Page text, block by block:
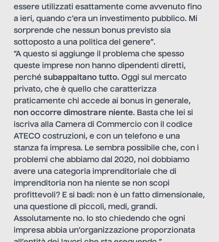
essere utilizzati esattamente come avvenuto fino
a ieri, quando c’era un investimento pubblico. Mi
sorprende che nessun bonus previsto sia
sottoposto a una politica del genere”.
“A questo si aggiunge il problema che spesso
queste imprese non hanno dipendenti diretti,
perché subappaltano tutto. Oggi sul mercato
privato, che è quello che caratterizza
praticamente chi accede ai bonus in generale,
non occorre dimostrare niente. Basta che lei si
iscriva alla Camera di Commercio con il codice
ATECO costruzioni, e con un telefono e una
stanza fa impresa. Le sembra possibile che, con i
problemi che abbiamo dal 2020, noi dobbiamo
avere una categoria imprenditoriale che di
imprenditoria non ha niente se non scopi
profittevoli? E si badi: non è un fatto dimensionale,
una questione di piccoli, medi, grandi.
Assolutamente no. Io sto chiedendo che ogni
impresa abbia un’organizzazione proporzionata